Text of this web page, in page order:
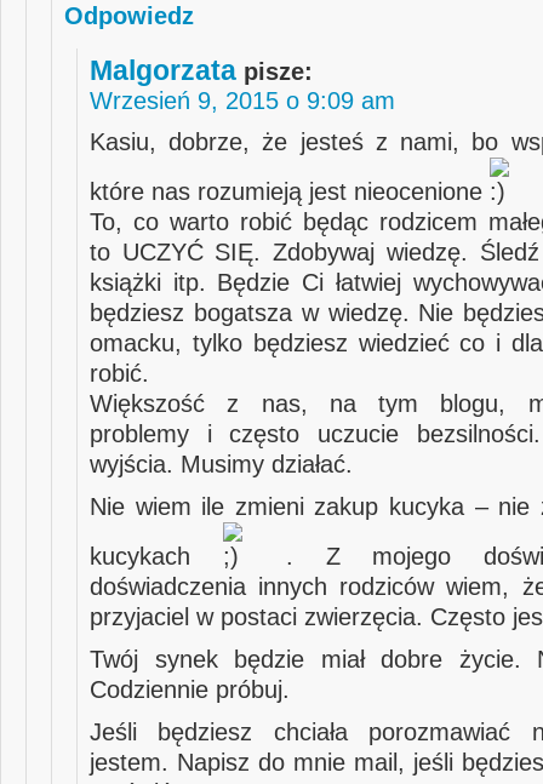
Odpowiedz
Malgorzata pisze:
Wrzesień 9, 2015 o 9:09 am
Kasiu, dobrze, że jesteś z nami, bo
które nas rozumieją jest nieocenione
To, co warto robić będąc rodzicem
to UCZYĆ SIĘ. Zdobywaj wiedzę.
książki itp. Będzie Ci łatwiej
będziesz bogatsza w wiedzę. Nie
omacku, tylko będziesz wiedzieć co i
robić.
Większość z nas, na tym blogu,
problemy i często uczucie
wyjścia. Musimy działać.
Nie wiem ile zmieni zakup kucyka – nie
kucykach
. Z mojego
doświadczenia innych rodziców wiem,
przyjaciel w postaci zwierzęcia. Często
Twój synek będzie miał dobre życie.
Codziennie próbuj.
Jeśli będziesz chciała
jestem. Napisz do mnie mail, jeśli